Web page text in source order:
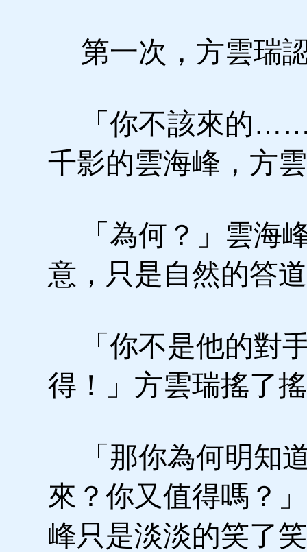
第一次，方雲瑞
「你不該來的……
千影的雲海峰，方
「為何？」雲海
意，只是自然的答
「你不是他的對
得！」方雲瑞搖了
「那你為何明知
來？你又值得嗎？
峰只是淡淡的笑了